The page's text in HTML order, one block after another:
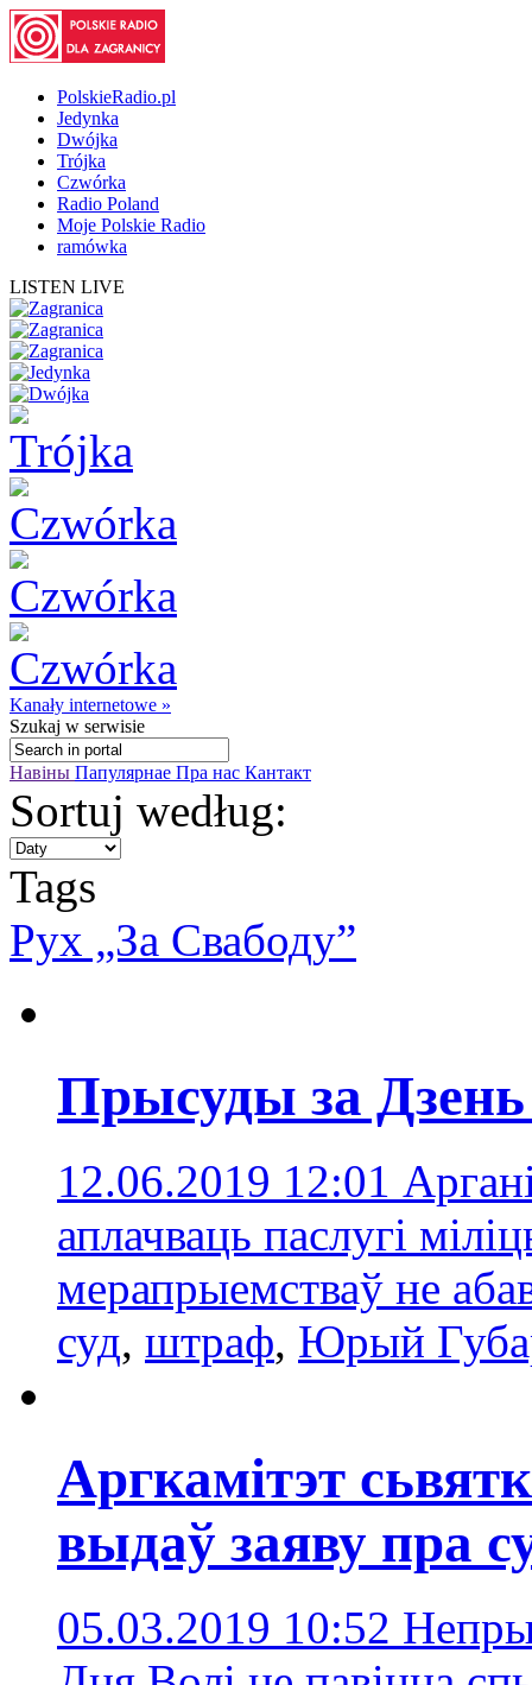
PolskieRadio.pl
Jedynka
Dwójka
Trójka
Czwórka
Radio Poland
Moje Polskie Radio
ramówka
LISTEN LIVE
Kanały internetowe »
Szukaj w serwisie
Навіны Папулярнае Пра нас Кантакт
Sortuj według:
Tags
Рух „За Свабоду”
Прысуды за Дзень
12.06.2019 12:01
аплачваць паслугі
мерапрыемстваў не
суд, штраф, Юрый
Аргкамітэт
выдаў заяву пра
05.03.2019 10:52